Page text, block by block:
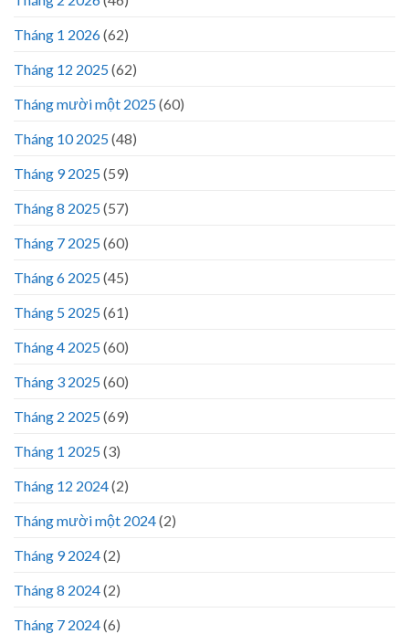
Tháng 1 2026(62)
Tháng 12 2025(62)
Tháng mười một 2025(60)
Tháng 10 2025(48)
Tháng 9 2025(59)
Tháng 8 2025(57)
Tháng 7 2025(60)
Tháng 6 2025(45)
Tháng 5 2025(61)
Tháng 4 2025(60)
Tháng 3 2025(60)
Tháng 2 2025(69)
Tháng 1 2025(3)
Tháng 12 2024(2)
Tháng mười một 2024(2)
Tháng 9 2024(2)
Tháng 8 2024(2)
Tháng 7 2024(6)